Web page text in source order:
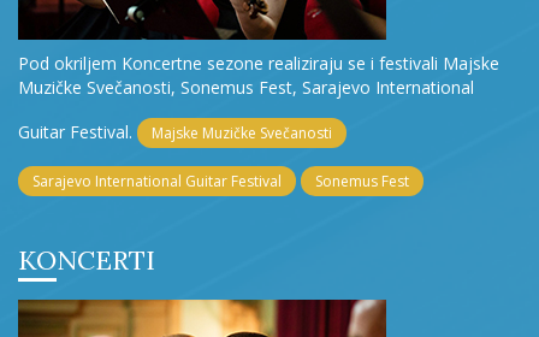
Pod okriljem Koncertne sezone realiziraju se i festivali Majske
Muzičke Svečanosti, Sonemus Fest, Sarajevo International
Guitar Festival.
Majske Muzičke Svečanosti
Sarajevo International Guitar Festival Sonemus Fest
KONCERTI